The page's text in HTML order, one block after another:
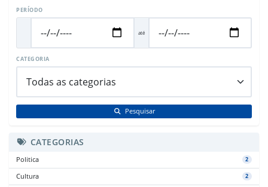
PERÍODO
até
CATEGORIA
Pesquisar
CATEGORIAS
Politica 2
Cultura 2